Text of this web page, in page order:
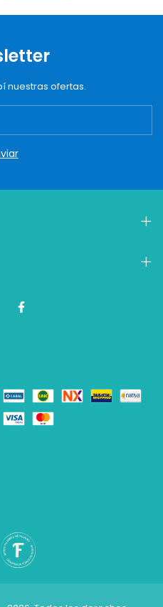
nuestras ofertas.